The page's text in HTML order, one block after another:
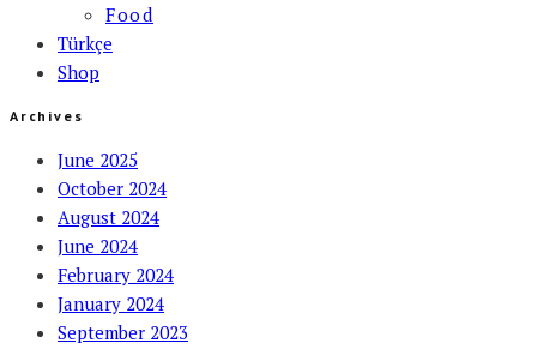
Food
Türkçe
Shop
Archives
June 2025
October 2024
August 2024
June 2024
February 2024
January 2024
September 2023